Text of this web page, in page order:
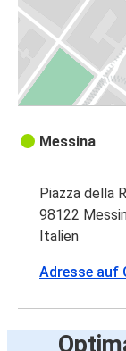
Messina
Piazza della
98122
Italien
Adresse auf